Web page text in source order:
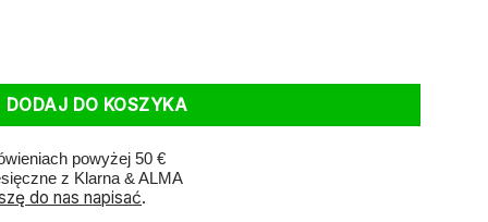
SL Blue
DODAJ DO KOSZYKA
powyżej 50 €
z Klarna & ALMA
do nas napisać.